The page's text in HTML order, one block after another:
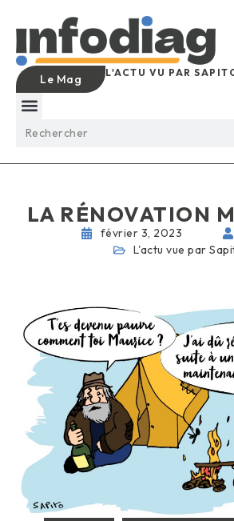
Le Mag L'ACTU VU PAR
LA RÉNOVATION
février 3, 2023
L'actu vue par